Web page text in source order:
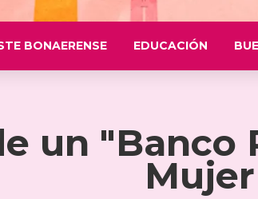
BONAERENSE EDUCACIÓN
un "Banco
Mujer